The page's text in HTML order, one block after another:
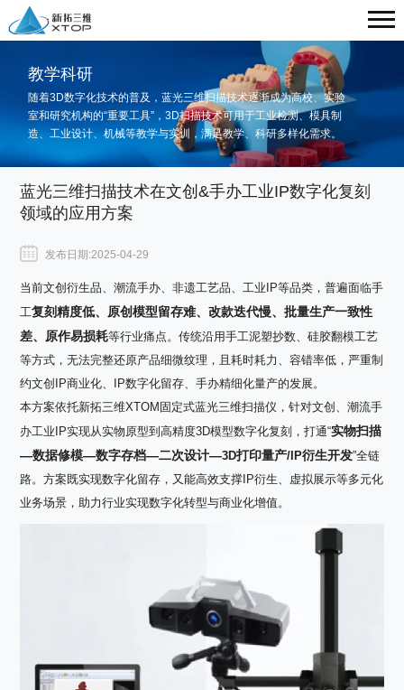
教学科研
随着3D数字化技术的普及，蓝光三维扫描技术逐渐成为高校、实验
室和研究机构的“重要工具”，3D扫描技术可用于工业检测、模具制
造、工业设计、机械等教学与实训，满足教学、科研多样化需求。
蓝光三维扫描技术在文创&手办工业IP数字化复刻
领域的应用方案
发布日期:2025-04-29
当前文创衍生品、潮流手办、非遗工艺品、工业 IP等品类，普遍面临手
工复刻精度低、原创模型留存难、改款迭代慢、批量生产一致性
差、原作易损耗等行业痛点。传统沿用手工泥塑抄数、硅胶翻模工艺
等方式，无法完整还原产品细微纹理，且耗时耗力、容错率低，严重制
约文创 IP商业化、 IP数字化留存、手办精细化量产的发展。
本方案依托新拓三维XTOM 固定式蓝光三维扫描仪，针对文创、潮流手
办工业 IP实现从实物原型到高精度3D模型数字化复刻，打通“实物扫描
—数据修模—数字存档—二次设计—3D打印量产/IP衍生开发”全链
路。方案既实现数字化留存，又能高效支撑 IP衍生、虚拟展示等多元化
业务场景，助力行业实现数字化转型与商业化增值。